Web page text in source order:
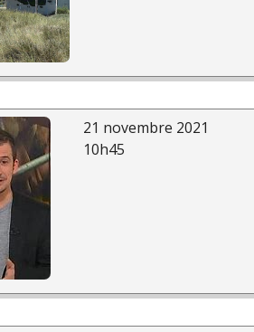
21 novembre 2021
10h45